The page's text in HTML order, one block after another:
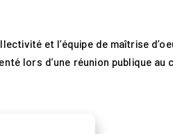
et l’équipe de maîtrise
lors d’une réunion publique au